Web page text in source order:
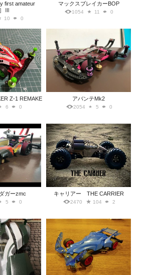
first amateur
Ⅲ
10 0
マックスブレイカーBOP
1054 11 0
Z-1 REMAKE
6 0
アバンテMk2
2054 5 0
ガーzmc
5 0
キャリアー THE CARRIER
2470 104 2